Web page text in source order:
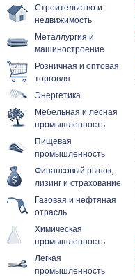
Строительство и
недвижимость
Металлургия и
машиностроение
Розничная и оптовая
торговля
Энергетика
Мебельная и лесная
промышленность
Пищевая
промышленность
Финансовый рынок,
лизинг и страхование
Газовая и нефтяная
отрасль
Химическая
промышленность
Легкая
промышленность